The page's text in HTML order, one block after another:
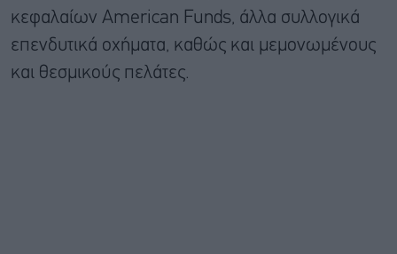
κεφαλαίων American Funds, άλλα συλλογικά
επενδυτικά οχήματα, καθώς και μεμονωμένους
και θεσμικούς πελάτες.